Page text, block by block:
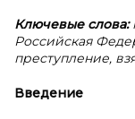
Ключевые слова:
Российская
преступление,
Введение